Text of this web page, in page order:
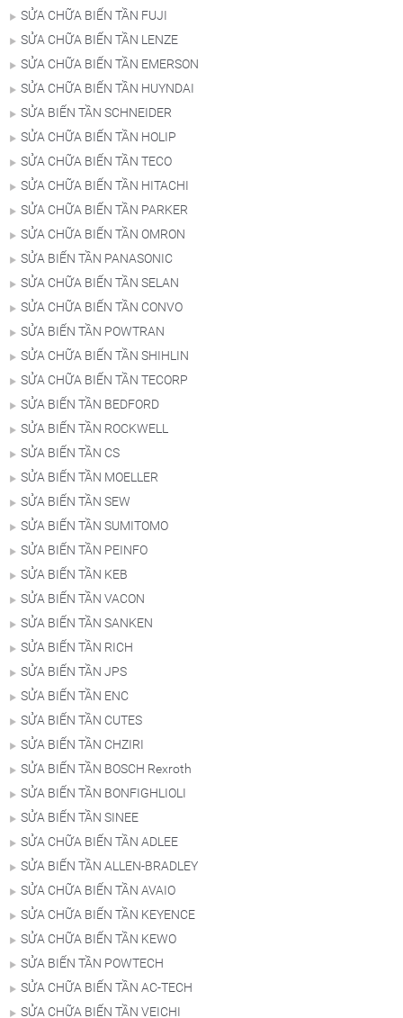
SỬA CHỮA BIẾN TẦN FUJI
SỬA CHỮA BIẾN TẦN LENZE
SỬA CHỮA BIẾN TẦN EMERSON
SỬA CHỮA BIẾN TẦN HUYNDAI
SỬA BIẾN TẦN SCHNEIDER
SỬA CHỮA BIẾN TẦN HOLIP
SỬA CHỮA BIẾN TẦN TECO
SỬA CHỮA BIẾN TẦN HITACHI
SỬA CHỮA BIẾN TẦN PARKER
SỬA CHỮA BIẾN TẦN OMRON
SỬA BIẾN TẦN PANASONIC
SỬA CHỮA BIẾN TẦN SELAN
SỬA CHỮA BIẾN TẦN CONVO
SỬA BIẾN TẦN POWTRAN
SỬA CHỮA BIẾN TẦN SHIHLIN
SỬA CHỮA BIẾN TẦN TECORP
SỬA BIẾN TẦN BEDFORD
SỬA BIẾN TẦN ROCKWELL
SỬA BIẾN TẦN CS
SỬA BIẾN TẦN MOELLER
SỬA BIẾN TẦN SEW
SỬA BIẾN TẦN SUMITOMO
SỬA BIẾN TẦN PEINFO
SỬA BIẾN TẦN KEB
SỬA BIẾN TẦN VACON
SỬA BIẾN TẦN SANKEN
SỬA BIẾN TẦN RICH
SỬA BIẾN TẦN JPS
SỬA BIẾN TẦN ENC
SỬA BIẾN TẦN CUTES
SỬA BIẾN TẦN CHZIRI
SỬA BIẾN TẦN BOSCH Rexroth
SỬA BIẾN TẦN BONFIGHLIOLI
SỬA BIẾN TẦN SINEE
SỬA CHỮA BIẾN TẦN ADLEE
SỬA BIẾN TẦN ALLEN-BRADLEY
SỬA CHỮA BIẾN TẦN AVAIO
SỬA CHỮA BIẾN TẦN KEYENCE
SỬA CHỮA BIẾN TẦN KEWO
SỬA BIẾN TẦN POWTECH
SỬA CHỮA BIẾN TẦN AC-TECH
SỬA CHỮA BIẾN TẦN VEICHI